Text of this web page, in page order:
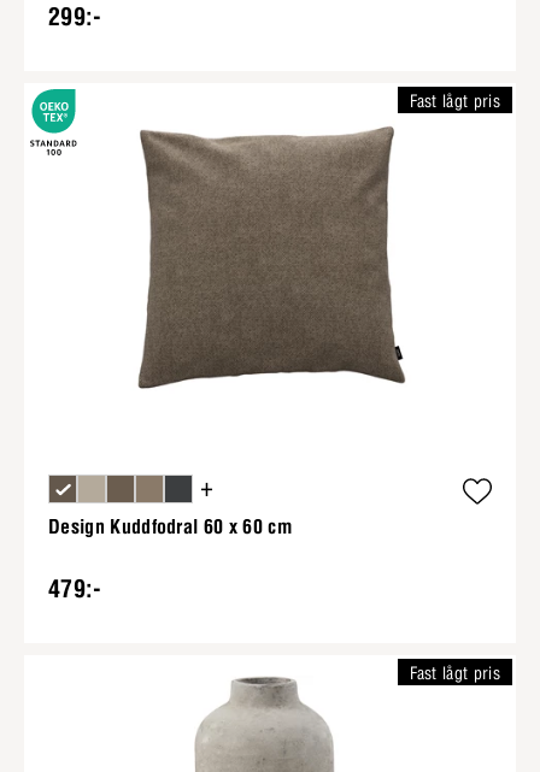
299:-
+
Design Kuddfodral 60 x 60 cm
479:-
Fast lågt pris
Fast lågt pris